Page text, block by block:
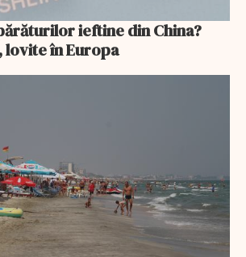
ieftine din China?
lovite în Europa